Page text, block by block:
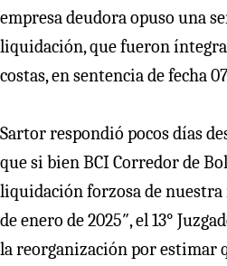
empresa deudora opuso una
liquidación, que fueron
costas, en sentencia de fecha
Sartor respondió pocos días
que si bien BCI Corredor de
liquidación forzosa de nuestra
de enero de 2025″, el 13°
la reorganización por estimar